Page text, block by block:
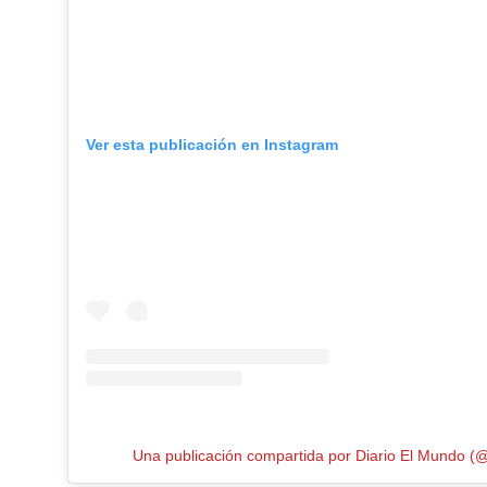
Ver esta publicación en Instagram
Una publicación compartida por Diario El Mundo